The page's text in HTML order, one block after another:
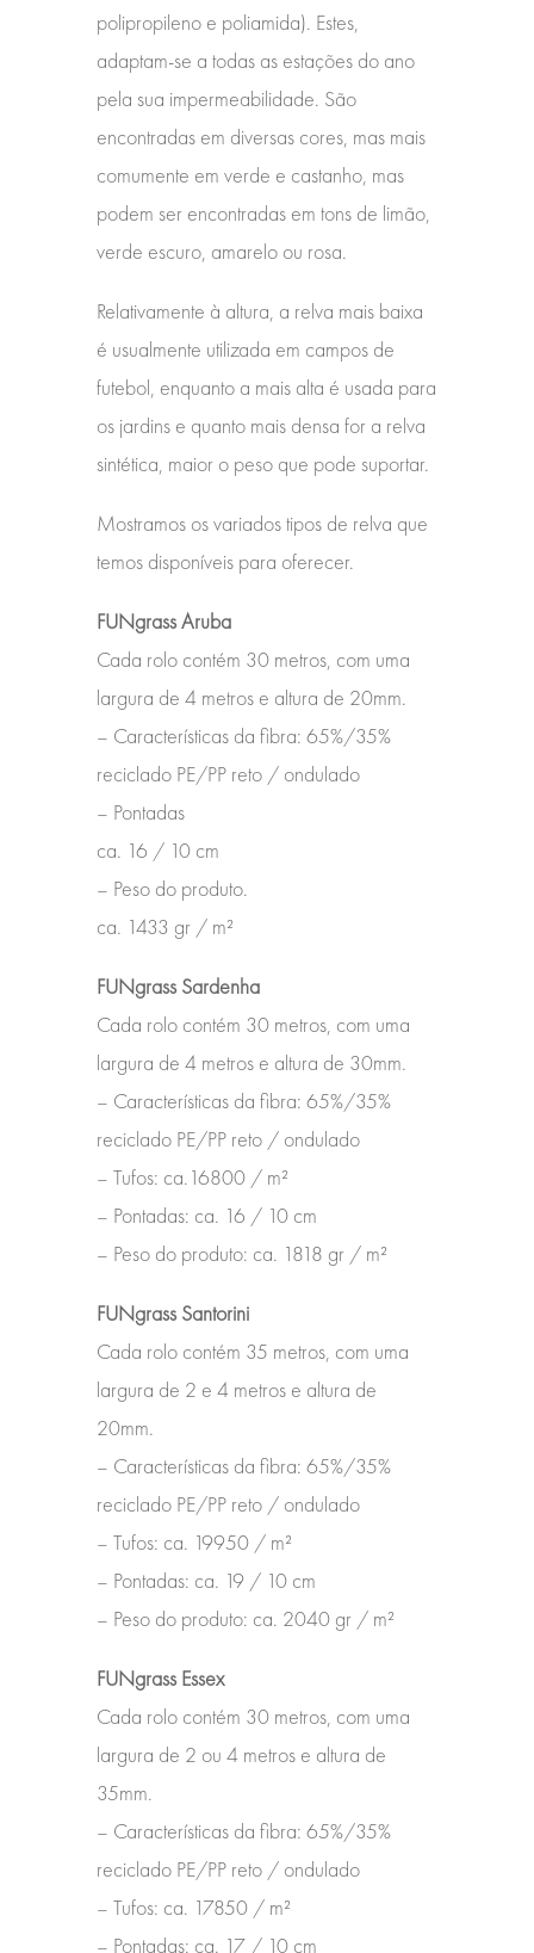
polipropileno e poliamida). Estes,
adaptam-se a todas as estações do ano
pela sua impermeabilidade. São
encontradas em diversas cores, mas mais
comumente em verde e castanho, mas
podem ser encontradas em tons de limão,
verde escuro, amarelo ou rosa.
Relativamente à altura, a relva mais baixa
é usualmente utilizada em campos de
futebol, enquanto a mais alta é usada para
os jardins e quanto mais densa for a relva
sintética, maior o peso que pode suportar.
Mostramos os variados tipos de relva que
temos disponíveis para oferecer.
FUNgrass Aruba
Cada rolo contém 30 metros, com uma
largura de 4 metros e altura de 20mm.
– Características da fibra: 65%/35%
reciclado PE/PP reto / ondulado
– Pontadas
ca. 16 / 10 cm
– Peso do produto.
ca. 1433 gr / m²
FUNgrass Sardenha
Cada rolo contém 30 metros, com uma
largura de 4 metros e altura de 30mm.
– Características da fibra: 65%/35%
reciclado PE/PP reto / ondulado
– Tufos: ca.16800 / m²
– Pontadas: ca. 16 / 10 cm
– Peso do produto: ca. 1818 gr / m²
FUNgrass Santorini
Cada rolo contém 35 metros, com uma
largura de 2 e 4 metros e altura de
20mm.
– Características da fibra: 65%/35%
reciclado PE/PP reto / ondulado
– Tufos: ca. 19950 / m²
– Pontadas: ca. 19 / 10 cm
– Peso do produto: ca. 2040 gr / m²
FUNgrass Essex
Cada rolo contém 30 metros, com uma
largura de 2 ou 4 metros e altura de
35mm.
– Características da fibra: 65%/35%
reciclado PE/PP reto / ondulado
– Tufos: ca. 17850 / m²
– Pontadas: ca. 17 / 10 cm